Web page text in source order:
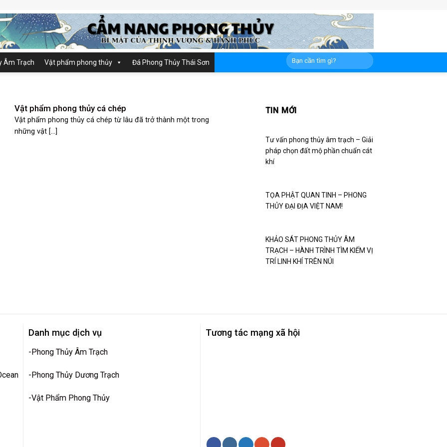
Âm Trạch Vật phẩm phong thủy Đá Phong Thủy Thái Sơn
Vật phẩm phong thủy cá chép
Vật phẩm phong thủy cá chép từ lâu đã trở thành một trong
những vật [...]
TIN MỚI
Tư vấn phong thủy âm trạch – Giải
pháp chọn đất mộ phần chuẩn cát
khí
TỌA PHẬT QUAN TINH – PHONG
THỦY ĐẠI ĐỊA VIỆT NAM!
KHẢO SÁT PHONG THỦY ÂM
TRẠCH – HÀNH TRÌNH TÌM KIẾM VỊ
TRÍ LINH KHÍ TRÊN NÚI
Danh mục dịch vụ
-Phong Thủy Âm Trạch
-Phong Thủy Dương Trạch
-Vật Phẩm Phong Thủy
Tương tác mạng xã hội